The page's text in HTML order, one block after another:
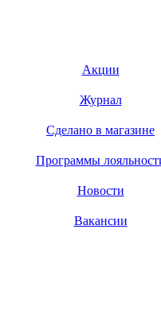
Акции
Журнал
Сделано в магазине
Программы
Новости
Вакансии